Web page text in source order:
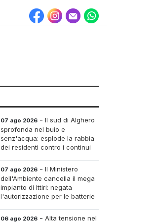
07 ago 2026 - Il sud di Alghero
sprofonda nel buio e
senz'acqua: esplode la rabbia
dei residenti contro i continui
07 ago 2026 - Il Ministero
dell'Ambiente cancella il mega
impianto di Ittiri: negata
l'autorizzazione per le batterie
06 ago 2026 - Alta tensione nel